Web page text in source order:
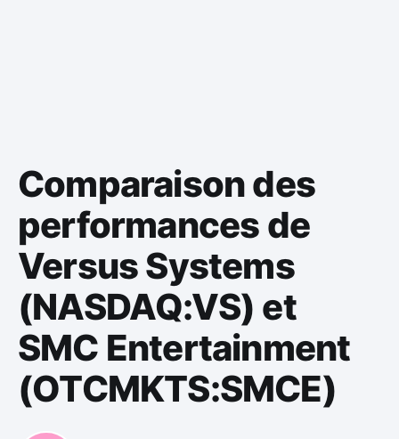
Comparaison des
performances de
Versus Systems
(NASDAQ:VS) et
SMC Entertainment
(OTCMKTS:SMCE)